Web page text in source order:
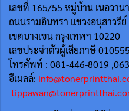
เลขที่ 165/55 หมู่บ้าน เนอวาน
ถนนรามอินทรา แขวงอนุสาวรีย์
เขตบางเขน กรุงเทพฯ 10220
เลขประจำตัวผู้เสียภาษี
โทรศัพท์ : 081-446-8019
อีเมลล์: